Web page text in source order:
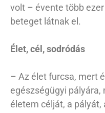
volt – évente több
beteget látnak el.
Élet, cél, sodródás
– Az élet furcsa, mert
egészségügyi
életem célját, a